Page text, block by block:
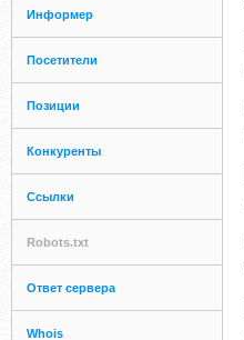
Информер
Посетители
Позиции
Конкуренты
Ссылки
Robots.txt
Ответ сервера
Whois